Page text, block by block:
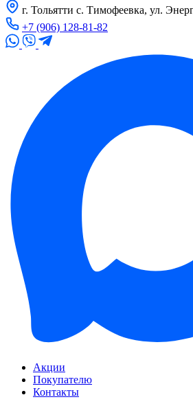
г. Тольятти с. Тимофеевка, ул.
+7 (906) 128-81-82
Акции
Покупателю
Контакты